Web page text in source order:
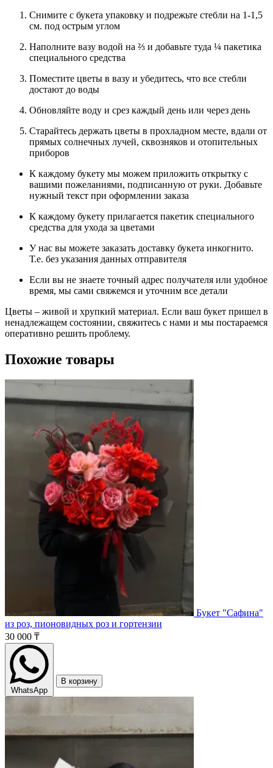
Снимите с букета упаковку и подрежьте стебли на 1-1,5
см. под острым углом
Наполните вазу водой на ⅔ и добавьте туда ¼ пакетика
специального средства
Поместите цветы в вазу и убедитесь, что все стебли
достают до воды
Обновляйте воду и срез каждый день или через день
Старайтесь держать цветы в прохладном месте, вдали от
прямых солнечных лучей, сквозняков и отопительных
приборов
К каждому букету мы можем приложить открытку с
вашими пожеланиями, подписанную от руки. Добавьте
нужный текст при оформлении заказа
К каждому букету прилагается пакетик специального
средства для ухода за цветами
У нас вы можете заказать доставку букета инкогнито.
Т.е. без указания данных отправителя
Если вы не знаете точный адрес получателя или удобное
время, мы сами свяжемся и уточним все детали
Цветы – живой и хрупкий материал. Если ваш букет пришел в
ненадлежащем состоянии, свяжитесь с нами и мы постараемся
оперативно решить проблему.
Похожие товары
Букет "Сафина"
из роз, пионовидных роз и гортензии
30 000 ₸
WhatsApp
В корзину